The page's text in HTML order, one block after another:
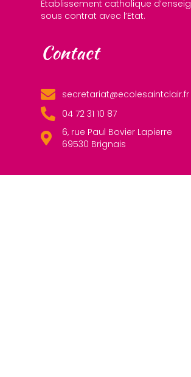
Etablissement catholique
sous contrat avec l’Etat.
Contact
secretariat@ecolesaintclair.fr
04 72 31 10 87
6, rue Paul Bovier Lapierre
69530 Brignais